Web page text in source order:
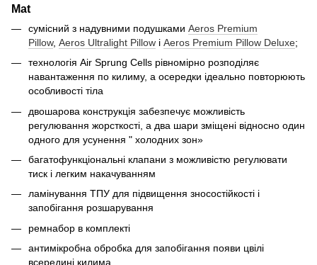
Mat
сумісний з надувними подушками Aeros Premium
Pillow, Aeros Ultralight Pillow і Aeros Premium Pillow Deluxe;
технологія Air Sprung Cells рівномірно розподіляє
навантаження по килиму, а осередки ідеально повторюють
особливості тіла
двошарова конструкція забезпечує можливість
регулювання жорсткості, а два шари зміщені відносно один
одного для усунення " холодних зон»
багатофункціональні клапани з можливістю регулювати
тиск і легким накачуванням
ламінування ТПУ для підвищення зносостійкості і
запобігання розшарування
ремнабор в комплекті
антимікробна обробка для запобігання появи цвілі
всередині килима